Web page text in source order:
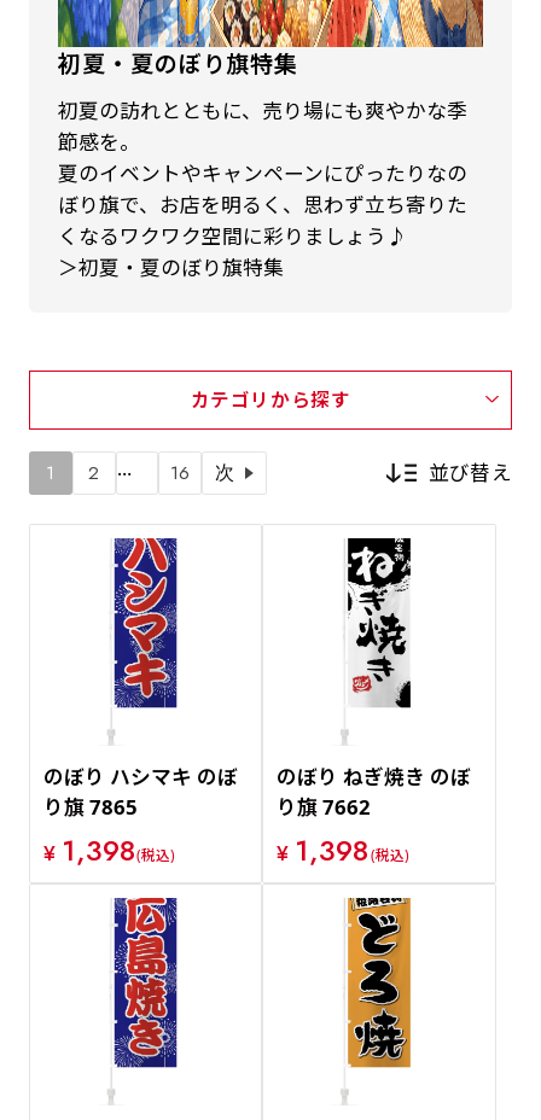
初夏・夏のぼり旗特集
初夏の訪れとともに、売り場にも爽やかな季
節感を。
夏のイベントやキャンペーンにぴったりなの
ぼり旗で、お店を明るく、思わず立ち寄りた
くなるワクワク空間に彩りましょう♪
＞初夏・夏のぼり旗特集
カテゴリから探す
1 2 … 16 次 並び替え
新着順
価格が安い順
価格が高い順
のぼり ハシマキ のぼ
り旗 7865
¥ 1,398(税込)
のぼり ねぎ焼き のぼ
り旗 7662
¥ 1,398(税込)